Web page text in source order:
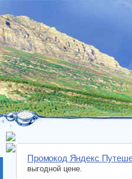
Промокод Яндекс
выгодной цене.